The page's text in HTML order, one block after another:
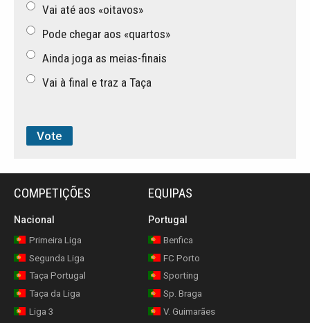
Vai até aos «oitavos»
Pode chegar aos «quartos»
Ainda joga as meias-finais
Vai à final e traz a Taça
COMPETIÇÕES
Nacional
Primeira Liga
Segunda Liga
Taça Portugal
Taça da Liga
Liga 3
EQUIPAS
Portugal
Benfica
FC Porto
Sporting
Sp. Braga
V. Guimarães